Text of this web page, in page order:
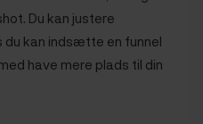
Du kan justere
du kan indsætte en funnel
have mere plads til din